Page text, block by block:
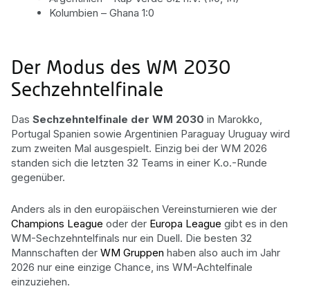
Kolumbien – Ghana 1:0
Der Modus des WM 2030
Sechzehntelfinale
Das Sechzehntelfinale der WM 2030 in Marokko,
Portugal Spanien sowie Argentinien Paraguay Uruguay wird
zum zweiten Mal ausgespielt. Einzig bei der WM 2026
standen sich die letzten 32 Teams in einer K.o.-Runde
gegenüber.
Anders als in den europäischen Vereinsturnieren wie der
Champions League oder der Europa League gibt es in den
WM-Sechzehntelfinals nur ein Duell. Die besten 32
Mannschaften der WM Gruppen haben also auch im Jahr
2026 nur eine einzige Chance, ins WM-Achtelfinale
einzuziehen.